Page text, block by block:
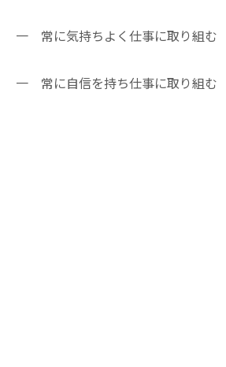
一 常に気持ちよく仕事に取り組む
一 常に自信を持ち仕事に取り組む